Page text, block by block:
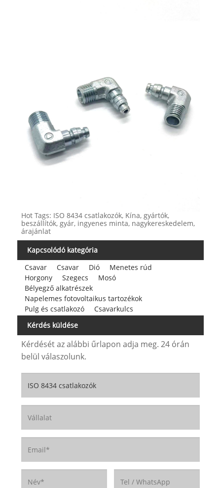
Hot Tags: ISO 8434 csatlakozók, Kína, gyártók,
beszállítók, gyár, ingyenes minta, nagykereskedelem,
árajánlat
Kapcsolódó kategória
Csavar
Csavar Dió
Menetes rúd
Horgony
Szegecs
Mosó
Bélyegző alkatrészek
Napelemes fotovoltaikus tartozékok
Pulg és csatlakozó
Csavarkulcs
Kérdés küldése
Kérdését az alábbi űrlapon adja meg. 24 órán
belül válaszolunk.